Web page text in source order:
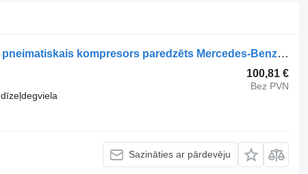
WABCO CITARO (01.98-) 9125102000 pneimatiskais kompresors paredzēts Mercedes-Benz Bus II (1996-) autobusa
100,81 €
Bez PVN
dīzeļdegviela
Sazināties ar pārdevēju